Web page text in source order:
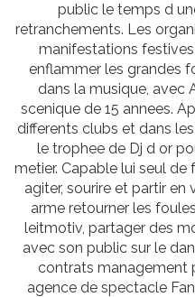
public le temps d
retranchements. Les
manifestations
enflammer les grandes
dans la musique, avec
scenique de 15 annees.
differents clubs et dans
le trophee de Dj d or
metier. Capable lui seul de
agiter, sourire et partir en
arme retourner les
leitmotiv, partager des
avec son public sur le
contrats management
agence de spectacle